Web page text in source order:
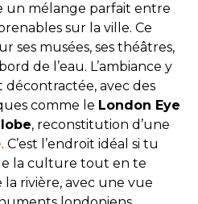
un mélange parfait entre
sur la ville. Ce
ses musées, ses théâtres,
de l’eau. L’ambiance y
décontractée, avec des
comme le London Eye
, reconstitution d’une
. C’est l’endroit idéal si tu
la culture tout en te
rivière, avec une vue